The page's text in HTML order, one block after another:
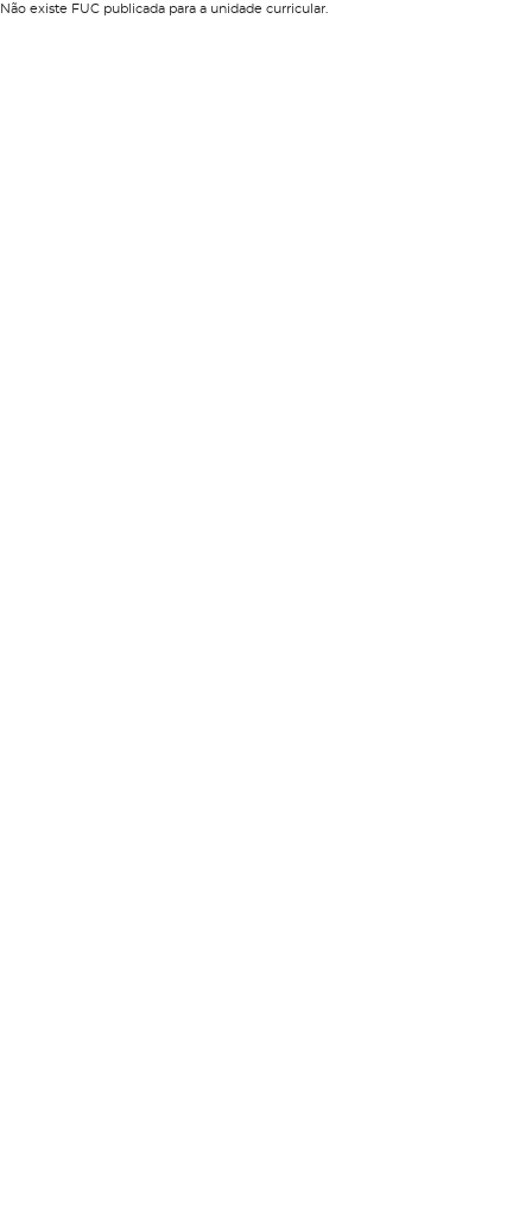
Não existe FUC publicada para a unidade curricular.